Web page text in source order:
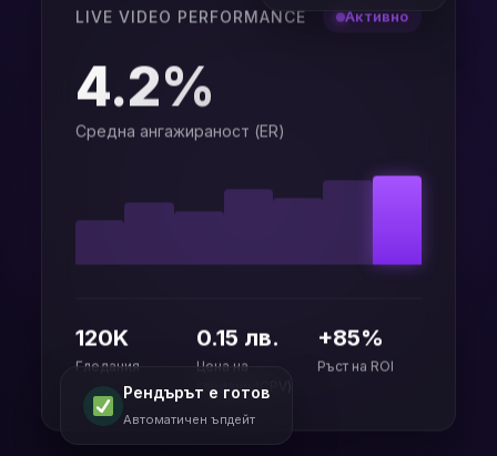
LIVE VIDEO PERFORMANCE Активно
4.2%
Средна ангажираност (ER)
120K
Гледания
0.15 лв.
Цена на
гледане (CPV)
+85%
Ръст на ROI
Рендърът е готов
Автоматичен ъпдейт